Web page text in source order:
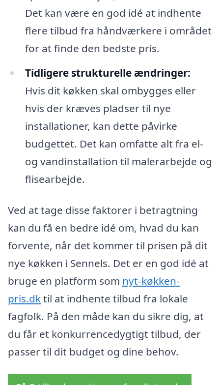
Det kan være en god idé at indhente
flere tilbud fra håndværkere i området
for at finde den bedste pris.
Tidligere strukturelle ændringer:
Hvis dit køkken skal ombygges eller
hvis der kræves pladser til nye
installationer, kan dette påvirke
budgettet. Det kan omfatte alt fra el-
og vandinstallation til malerarbejde og
flisearbejde.
Ved at tage disse faktorer i betragtning
kan du få en bedre idé om, hvad du kan
forvente, når det kommer til prisen på dit
nye køkken i Sennels. Det er en god idé at
bruge en platform som nyt-køkken-
pris.dktil at indhente tilbud fra lokale
fagfolk. På den måde kan du sikre dig, at
du får et konkurrencedygtigt tilbud, der
passer til dit budget og dine behov.